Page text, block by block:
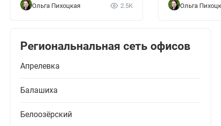
Ольга Пихоцкая 2.5K Ольга
Региональнальная сеть офисов
Апрелевка
Балашиха
Белоозёрский